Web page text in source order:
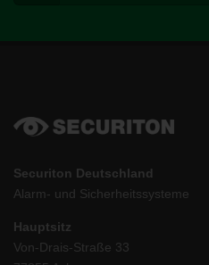
Securiton Deutschland
Alarm- und Sicherheitssysteme
Hauptsitz
Von-Drais-Straße 33